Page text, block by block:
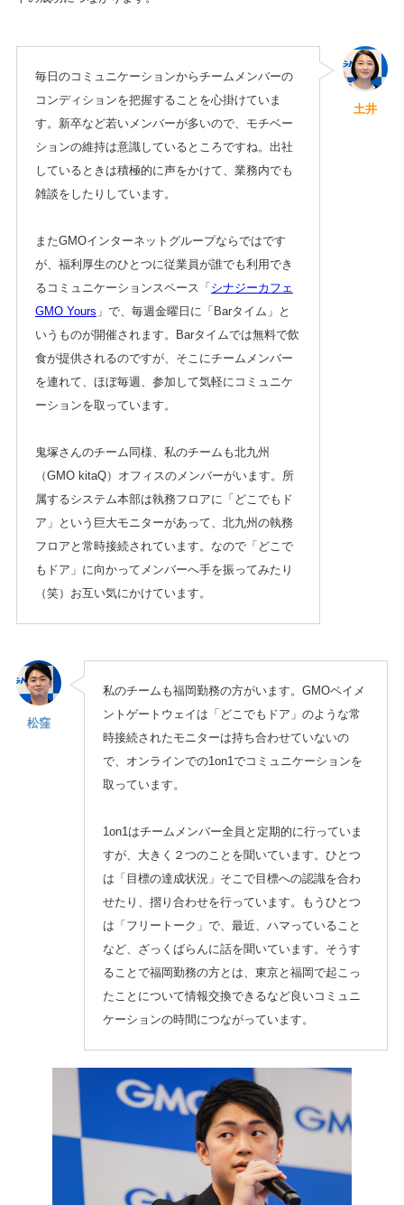
毎日のコミュニケーションからチームメンバーの
コンディションを把握することを心掛けていま
す。新卒など若いメンバーが多いので、モチベー
ションの維持は意識しているところですね。出社
しているときは積極的に声をかけて、業務内でも
雑談をしたりしています。
またGMOインターネットグループならではです
が、福利厚生のひとつに従業員が誰でも利用でき
るコミュニケーションスペース「シナジーカフェ
GMO Yours 」で、毎週金曜日に「Barタイム」と
いうものが開催されます。Barタイムでは無料で飲
食が提供されるのですが、そこにチームメンバー
を連れて、ほぼ毎週、参加して気軽にコミュニケ
ーションを取っています。
鬼塚さんのチーム同様、私のチームも北九州
（GMO kitaQ）オフィスのメンバーがいます。所
属するシステム本部は執務フロアに「どこでもド
ア」という巨大モニターがあって、北九州の執務
フロアと常時接続されています。なので「どこで
もドア」に向かってメンバーへ手を振ってみたり
（笑）お互い気にかけています。
土井
松窪
私のチームも福岡勤務の方がいます。GMOペイメ
ントゲートウェイは「どこでもドア」のような常
時接続されたモニターは持ち合わせていないの
で、オンラインでの1on1でコミュニケーションを
取っています。
1on1はチームメンバー全員と定期的に行っていま
すが、大きく２つのことを聞いています。ひとつ
は「目標の達成状況」そこで目標への認識を合わ
せたり、摺り合わせを行っています。もうひとつ
は「フリートーク」で、最近、ハマっていること
など、ざっくばらんに話を聞いています。そうす
ることで福岡勤務の方とは、東京と福岡で起こっ
たことについて情報交換できるなど良いコミュニ
ケーションの時間につながっています。